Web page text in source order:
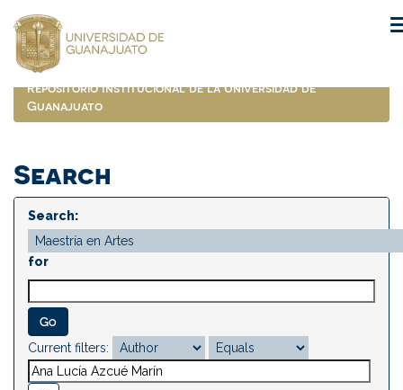
navigation
Repositorio Institucional de la Universidad de
Guanajuato
Search
Search:
for
Current filters: